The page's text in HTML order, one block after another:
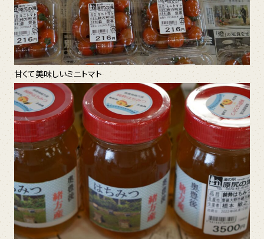
甘くて美味しいミニトマト